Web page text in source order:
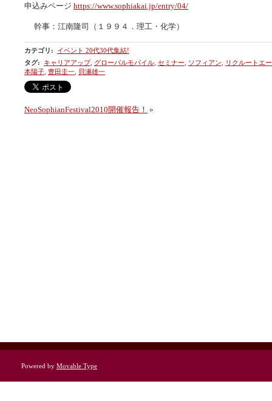
申込みページ https://www.sophiakai.jp/entry/04/
幹事：江南隆司（１９９４．理工・化学）
カテゴリ :
イベント 20代30代集結!
タグ: キャリアアップ, グローバルモバイル, セミナー, ソフィアン, リクルートエ
本陽子, 豊田圭一, 貝瀬雄一
NeoSophianFestival2010開催報告！ »
Powered by Movable Type